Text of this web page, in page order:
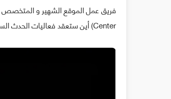
فريق عمل الموقع الشهير و المتخصص
Center) أين ستعقد فعاليات الحدث السنوي (CES 2014), الملصق يظهر فيه بوضوح Galaxy Tab Pro و Galaxy Note Pro.